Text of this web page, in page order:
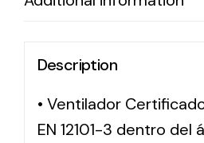
Description
• Ventilador
EN 12101-3 dentro del